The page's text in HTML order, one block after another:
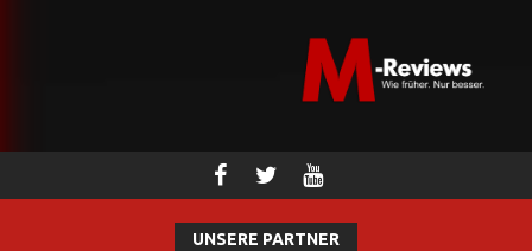
UNSERE PARTNER